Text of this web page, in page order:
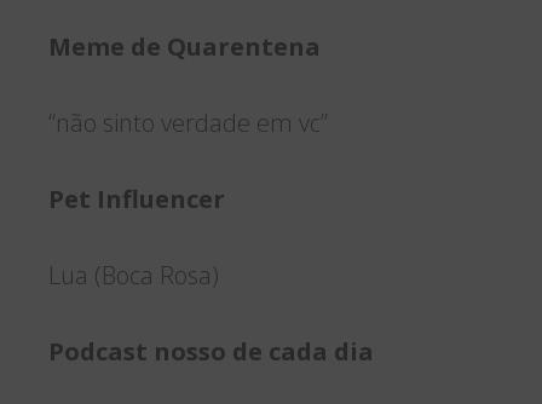
Meme de Quarentena
“não sinto verdade em vc”
Pet Influencer
Lua (Boca Rosa)
Podcast nosso de cada dia